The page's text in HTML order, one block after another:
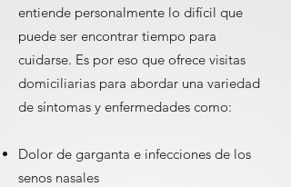
entiende personalmente lo difícil que
puede ser encontrar tiempo para
cuidarse. Es por eso que ofrece visitas
domiciliarias para abordar una variedad
de síntomas y enfermedades como:
Dolor de garganta e infecciones de los
senos nasales